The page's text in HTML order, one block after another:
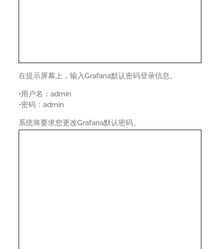
在提示屏幕上，输入Grafana默认密码登录信息。
•用户名：admin
•密码：admin
系统将要求您更改Grafana默认密码。